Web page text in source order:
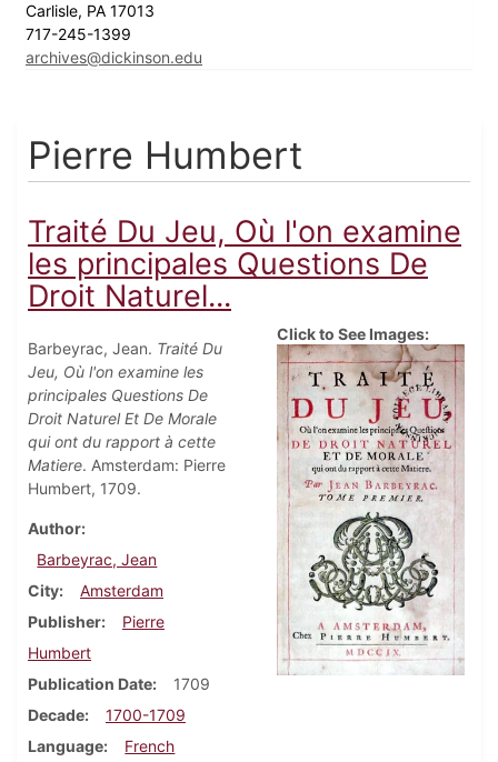
Carlisle, PA 17013
717-245-1399
archives@dickinson.edu
Pierre Humbert
Traité Du Jeu, Où l'on examine
les principales Questions De
Droit Naturel...
Barbeyrac, Jean. Traité Du
Jeu, Où l'on examine les
principales Questions De
Droit Naturel Et De Morale
qui ont du rapport à cette
Matiere. Amsterdam: Pierre
Humbert, 1709.
Author
Barbeyrac, Jean
City
Amsterdam
Publisher
Pierre
Humbert
Publication Date
1709
Decade
1700-1709
Language
French
Click to See Images: